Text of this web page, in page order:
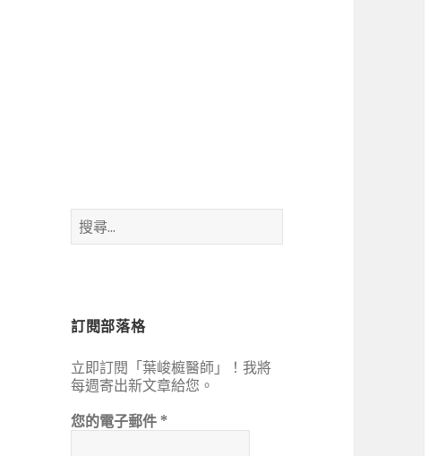
搜
尋
訂閱部落格
立即訂閱「葉峻榳醫師」！我將
每週寄出新文章給您。
您的電子郵件*